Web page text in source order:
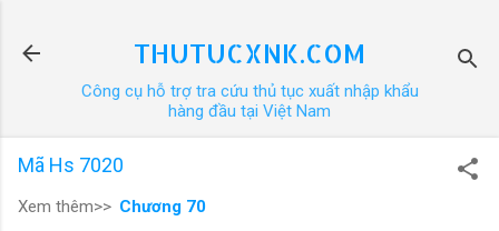
THUTUCXNK.COM
Công cụ hỗ trợ tra cứu thủ tục xuất nhập khẩu
hàng đầu tại Việt Nam
Mã Hs 7020
Xem thêm>> Chương 70